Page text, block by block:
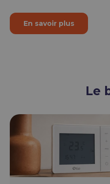
En savoir plus
Le